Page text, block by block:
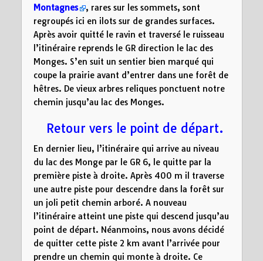
Montagnes
, rares sur les sommets, sont
regroupés ici en ilots sur de grandes surfaces.
Après avoir quitté le ravin et traversé le ruisseau
l’itinéraire reprends le GR direction le lac des
Monges. S’en suit un sentier bien marqué qui
coupe la prairie avant d’entrer dans une forêt de
hêtres. De vieux arbres reliques ponctuent notre
chemin jusqu’au lac des Monges.
Retour vers le point de départ.
En dernier lieu, l’itinéraire qui arrive au niveau
du lac des Monge par le GR 6, le quitte par la
première piste à droite. Après 400 m il traverse
une autre piste pour descendre dans la forêt sur
un joli petit chemin arboré. A nouveau
l’itinéraire atteint une piste qui descend jusqu’au
point de départ. Néanmoins, nous avons décidé
de quitter cette piste 2 km avant l’arrivée pour
prendre un chemin qui monte à droite. Ce